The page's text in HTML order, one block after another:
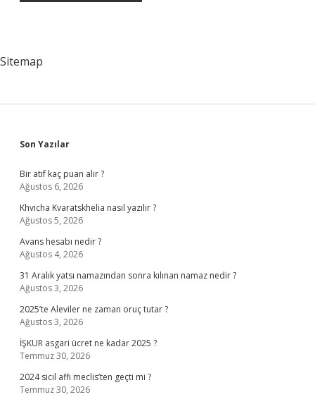
Sitemap
Sidebar
Son Yazılar
Bir atıf kaç puan alır ?
Ağustos 6, 2026
Khvicha Kvaratskhelia nasıl yazılır ?
Ağustos 5, 2026
Avans hesabı nedir ?
Ağustos 4, 2026
31 Aralık yatsı namazından sonra kılınan namaz nedir ?
Ağustos 3, 2026
2025’te Aleviler ne zaman oruç tutar ?
Ağustos 3, 2026
İŞKUR asgari ücret ne kadar 2025 ?
Temmuz 30, 2026
2024 sicil affı meclis’ten geçti mi ?
Temmuz 30, 2026